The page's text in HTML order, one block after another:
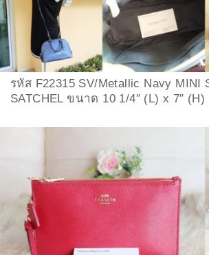
รหัส F22315 SV/Metallic Navy MINI
SATCHEL ขนาด 10 1/4″ (L) x 7″ (H)